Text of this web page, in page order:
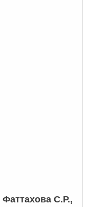
Фаттахова С.Р.,